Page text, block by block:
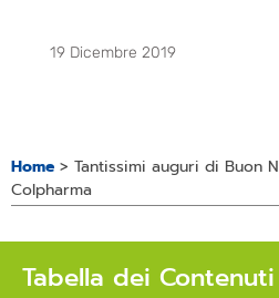
19 Dicembre 2019
Home > Tantissimi auguri di Buon
Colpharma
Tabella dei Contenuti